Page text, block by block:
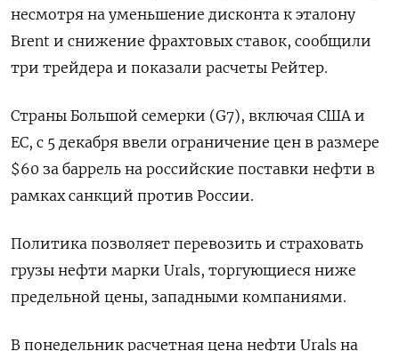
несмотря на уменьшение дисконта к эталону
Brent и снижение фрахтовых ставок, сообщили
три трейдера и показали расчеты Рейтер.
Страны Большой семерки (G7), включая США и
ЕС, с 5 декабря ввели ограничение цен в размере
$60 за баррель на российские поставки нефти в
рамках санкций против России.
Политика позволяет перевозить и страховать
грузы нефти марки Urals, торгующиеся ниже
предельной цены, западными компаниями.
В понедельник расчетная цена нефти Urals на